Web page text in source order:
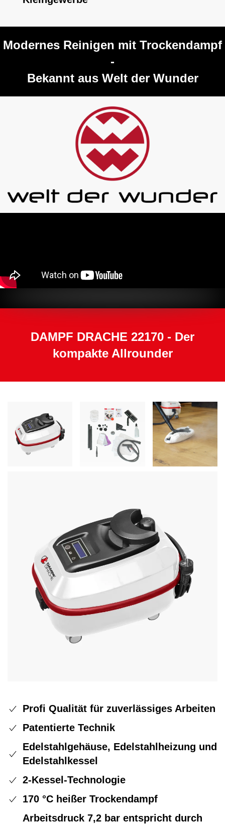
Modernes Reinigen mit Trockendampf
-
Bekannt aus Welt der Wunder
DAMPF DRACHE 22170 - Der
kompakte Allrounder
Profi Qualität für zuverlässiges Arbeiten
Patentierte Technik
Edelstahlgehäuse, Edelstahlheizung und
Edelstahlkessel
2-Kessel-Technologie
170 °C heißer Trockendampf
Arbeitsdruck 7,2 bar entspricht durch